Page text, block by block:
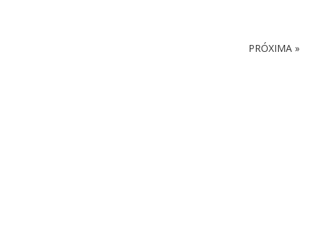
PRÓXIMA »